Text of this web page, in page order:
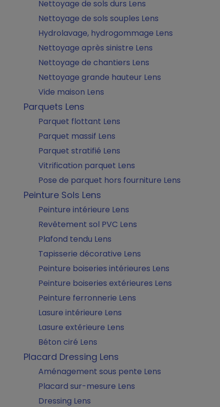
Nettoyage de sols durs Lens
Nettoyage de sols souples Lens
Hydrolavage, hydrogommage Lens
Nettoyage après sinistre Lens
Nettoyage de chantiers Lens
Nettoyage grande hauteur Lens
Vide maison Lens
Parquets Lens
Parquet flottant Lens
Parquet massif Lens
Parquet stratifié Lens
Vitrification parquet Lens
Pose de parquet hors fourniture Lens
Peinture Sols Lens
Peinture intérieure Lens
Revêtement sol PVC Lens
Plafond tendu Lens
Tapisserie décorative Lens
Peinture boiseries intérieures Lens
Peinture boiseries extérieures Lens
Peinture ferronnerie Lens
Lasure intérieure Lens
Lasure extérieure Lens
Béton ciré Lens
Placard Dressing Lens
Aménagement sous pente Lens
Placard sur-mesure Lens
Dressing Lens